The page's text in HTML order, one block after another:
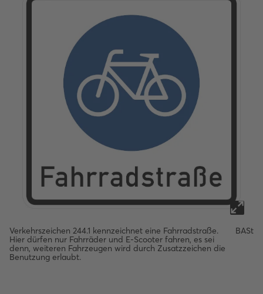
Verkehrszeichen 244.1 kennzeichnet eine Fahrradstraße.
Hier dürfen nur Fahrräder und E-Scooter fahren, es sei
denn, weiteren Fahrzeugen wird durch Zusatzzeichen die
Benutzung erlaubt.
BASt